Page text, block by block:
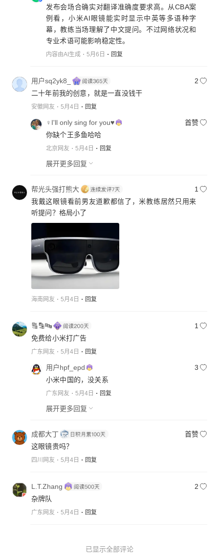
发布会场合确实对翻译准确度要求高。从CBA案
例看，小米AI眼镜能实时显示中英等多语种字
幕，教练当场理解了中文提问。不过网络状况和
专业术语可能影响稳定性。
内容由AI生成 5月6日 回复
用户sq2yk8_
2
二十年前我的创意，就是一直没钱干
安徽网友 5月4日 回复
♀I'll only sing for you♥
首赞
你缺个王多鱼哈哈
北京网友 5月4日 回复
展开更多回复
帮光头强打熊大
1
我戴这眼镜看前男友道歉都信了，米教练居然只用来
听提问？格局小了
海南网友 5月4日 回复
🔠🔡🔤
1
免费给小米打广告
广东网友 5月4日 回复
用户hpf_epd
3
小米中国的，没关系
广东网友 5月4日 回复
展开更多回复
成都大丁
首赞
这眼镜贵吗？
四川网友 5月4日 回复
L.T.Zhang
2
杂牌队
广东网友 5月4日 回复
已显示全部评论